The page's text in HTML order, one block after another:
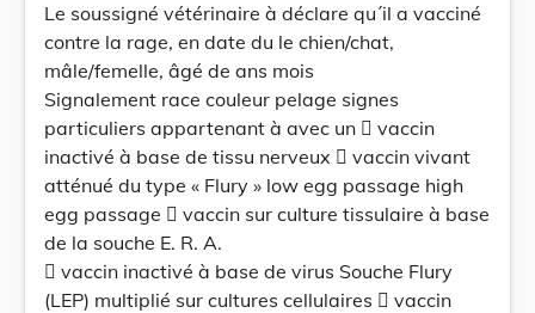
Le soussigné vétérinaire à déclare qu´il a vacciné
contre la rage, en date du le chien/chat,
mâle/femelle, âgé de ans mois
Signalement race couleur pelage signes
particuliers appartenant à avec un  vaccin
inactivé à base de tissu nerveux  vaccin vivant
atténué du type « Flury » low egg passage high
egg passage  vaccin sur culture tissulaire à base
de la souche E. R. A.
 vaccin inactivé à base de virus Souche Flury
(LEP) multiplié sur cultures cellulaires  vaccin